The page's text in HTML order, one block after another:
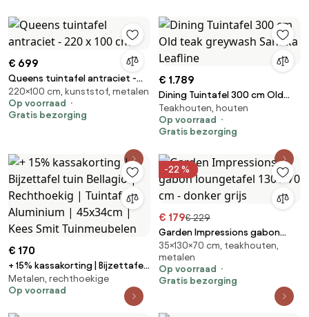
€ 699
Queens tuintafel antraciet -
220 x 100 cm.
220×100 cm, kunststof, metalen
Op voorraad
Gratis bezorging
€ 1.789
Dining Tuintafel 300 cm Old
teak greywash Santika Leafline
Teakhouten, houten
Op voorraad
Gratis bezorging
€ 170
+ 15% kassakorting | Bijzettafel
tuin Bellagio | Rechthoekig |
Tuintafel Aluminium | 45x34cm |
Metalen, rechthoekige
Op voorraad
-22 %
€ 179€ 229
Garden Impressions gabon
loungetafel 130 x 70 cm -
donker grijs
35×130×70 cm, teakhouten,
metalen
Op voorraad
Gratis bezorging